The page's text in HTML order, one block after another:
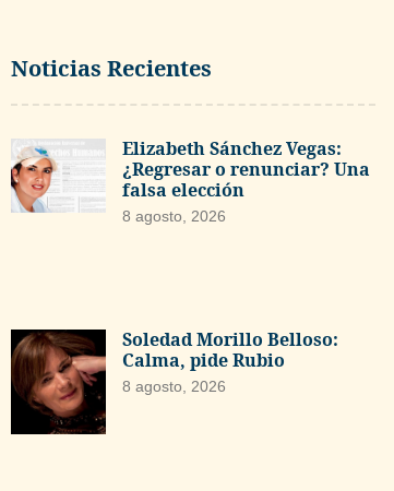
Noticias Recientes
Elizabeth Sánchez Vegas:
¿Regresar o renunciar? Una
falsa elección
8 agosto, 2026
Soledad Morillo Belloso:
Calma, pide Rubio
8 agosto, 2026